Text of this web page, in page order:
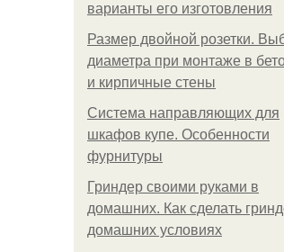
варианты его изготовления
Размер двойной розетки.
диаметра при монтаже в
и кирпичные стены
Система направляющих для
шкафов купе. Особенности
фурнитуры
Гриндер своими руками в
домашних. Как сделать
домашних условиях